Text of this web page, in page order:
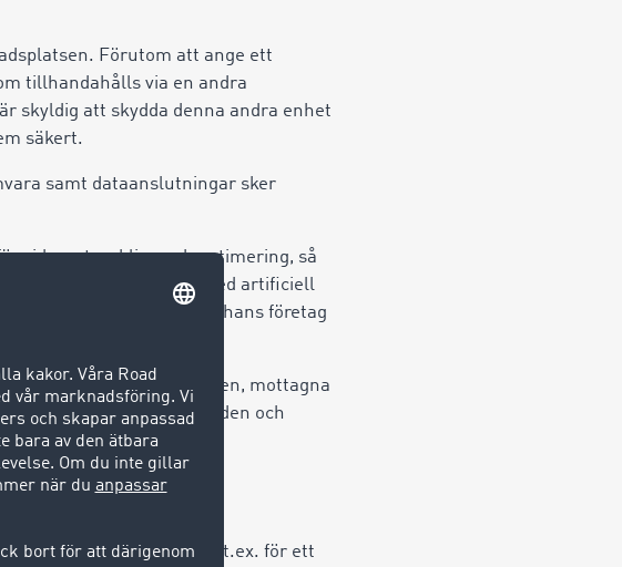
Förutom att ange ett
tillhandahålls via en andra
skyldig att skydda denna andra enhet
säkert.
samt dataanslutningar sker
vidareutveckling och optimering, så
kan använda system med artificiell
som är involverade i hans företag
gällande erbjudanden, mottagna
antalet, visningstiden och
avtalad omfattning, t.ex. för ett